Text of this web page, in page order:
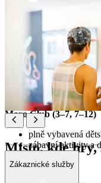
kompletně
dokonalé místo,
strávit čas
služba hlídání dětí
Maro Club (3–7, 7–12)
plně vybavená
zábavní aktivity a
Místo, kde hry,
nekončí
Zákaznické služby